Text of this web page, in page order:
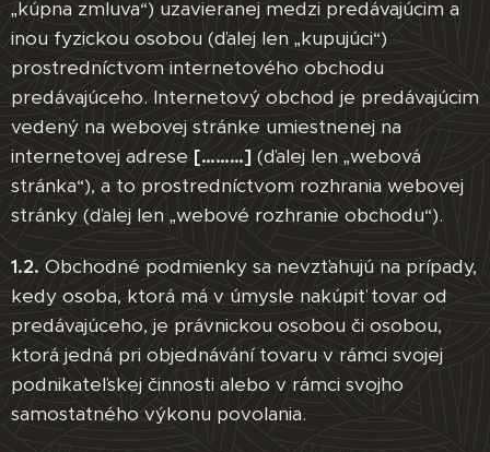
„kúpna zmluva“) uzavieranej medzi predávajúcim a
inou fyzickou osobou (ďalej len „kupujúci“)
prostredníctvom internetového obchodu
predávajúceho. Internetový obchod je predávajúcim
vedený na webovej stránke umiestnenej na
internetovej adrese [………] (ďalej len „webová
stránka“), a to prostredníctvom rozhrania webovej
stránky (ďalej len „webové rozhranie obchodu“).
1.2. Obchodné podmienky sa nevzťahujú na prípady,
kedy osoba, ktorá má v úmysle nakúpiť tovar od
predávajúceho, je právnickou osobou či osobou,
ktorá jedná pri objednávání tovaru v rámci svojej
podnikateľskej činnosti alebo v rámci svojho
samostatného výkonu povolania.